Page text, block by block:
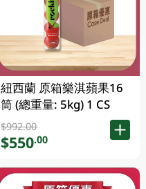
紐西蘭 原箱樂淇蘋果16
筒 (總重量: 5kg) 1 CS
$992.00
$550.00